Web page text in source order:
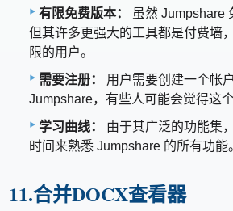
有限免费版本：
虽然 Jumpshare
但其许多更强大的工具都是付费墙
限的用户。
需要注册：
用户需要创建一个帐
Jumpshare，有些人可能会觉得这
学习曲线：
由于其广泛的功能集
时间来熟悉 Jumpshare 的所有功能
11.合并DOCX查看器